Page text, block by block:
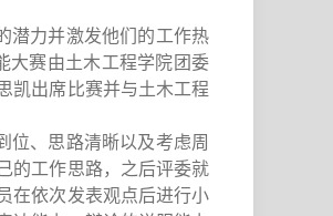
潜力并激发他们的工作热
大赛由土木工程学院团委
凯 出席比赛并与土木工程
位、思路清晰以及考虑周
的工作思路，之后评委就
在依次发表观点后进行小